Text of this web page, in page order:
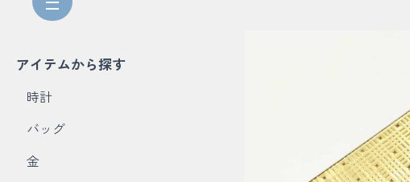
アイテムから探す
時計
バッグ
金